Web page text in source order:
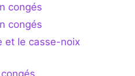
congés
congés
et le casse-noix